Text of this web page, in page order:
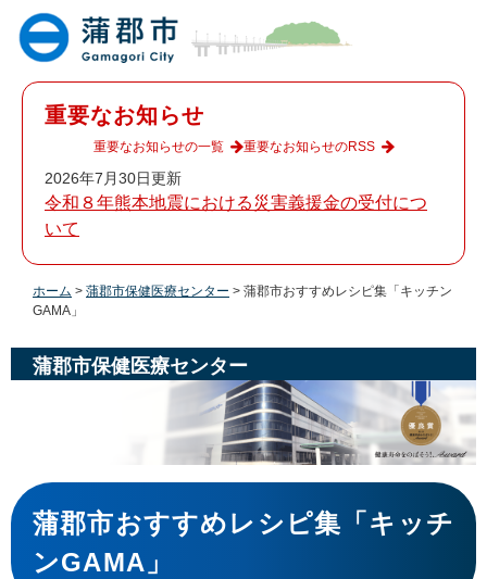
重要なお知らせ
2026年7月30日更新
令和８年熊本地震における災害義援金の受付につ
いて
重要なお知らせの一覧 重要なお知らせのRSS
ホーム > 蒲郡市保健医療センター > 蒲郡市おすすめレシピ集「キッチン
GAMA」
蒲郡市保健医療センター
本
文
蒲郡市おすすめレシピ集「キッチ
ンGAMA」